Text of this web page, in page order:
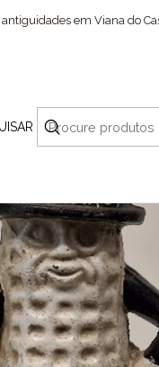
em Viana do